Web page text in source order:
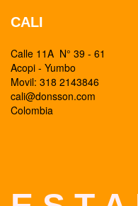
CALI
Calle 11A N° 39 - 61
Acopi - Yumbo
Movil: 318 2143846
cali@donsson.com
Colombia